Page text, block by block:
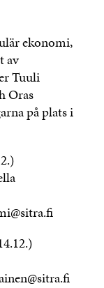
ekonomi,
av
Tuuli
Oras
på plats i